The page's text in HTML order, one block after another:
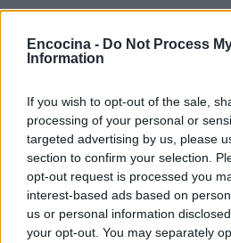
Encocina - Do Not Process
Information
If you wish to opt-out of the sale,
processing of your personal or
targeted advertising by us, please
section to confirm your selection.
opt-out request is processed you
interest-based ads based on
us or personal information
your opt-out. You may separately
Sigue leyendo
CHEFS